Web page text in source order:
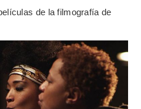
de la filmografía de